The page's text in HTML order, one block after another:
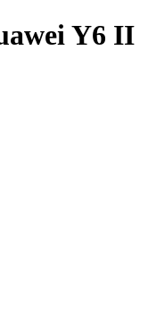
Y6 II